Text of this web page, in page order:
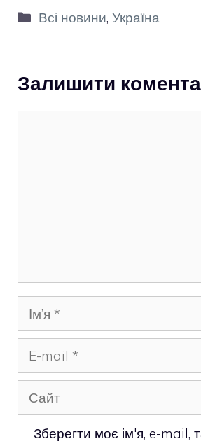
Категорії
Всі новини,Україна
Залишити
Ім’я
mail
Сайт
Зберегти моє ім'я, e-mail,